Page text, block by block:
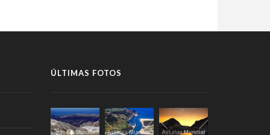
ÚLTIMAS FOTOS